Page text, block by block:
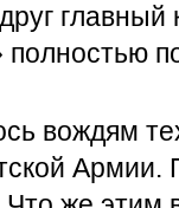
полностью
вождям
Армии.